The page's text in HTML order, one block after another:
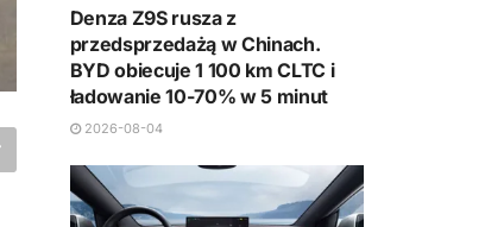
Denza Z9S rusza z
przedsprzedażą w Chinach.
BYD obiecuje 1 100 km CLTC i
ładowanie 10-70% w 5 minut
2026-08-04